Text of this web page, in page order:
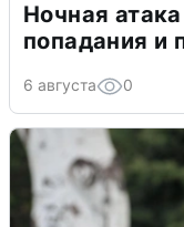
Ночная
попадания и
6 августа 0